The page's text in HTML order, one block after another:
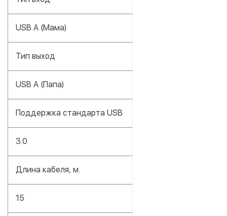
USB А (Мама)
Тип выход
USB А (Папа)
Поддержка стандарта USB
3.0
Длина кабеля, м.
15